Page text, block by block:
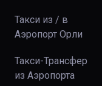
Такси из / в
Аэропорт Орли
Такси-Трансфер
из Аэропорта